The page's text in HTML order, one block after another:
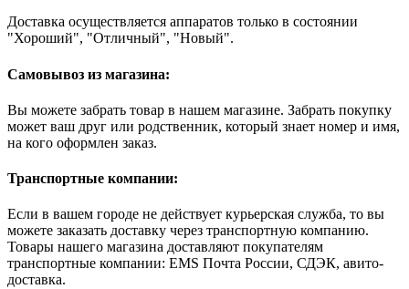
Доставка осуществляется аппаратов только в состоянии
"Хороший", "Отличный", "Новый".
Самовывоз из магазина:
Вы можете забрать товар в нашем магазине. Забрать покупку
может ваш друг или родственник, который знает номер и имя,
на кого оформлен заказ.
Транспортные компании:
Если в вашем городе не действует курьерская служба, то вы
можете заказать доставку через транспортную компанию.
Товары нашего магазина доставляют покупателям
транспортные компании: EMS Почта России, СДЭК, авито-
доставка.